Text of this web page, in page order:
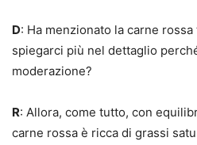
D: Ha menzionato la carne
spiegarci più nel dettaglio
moderazione?
R: Allora, come tutto, con
carne rossa è ricca di grassi